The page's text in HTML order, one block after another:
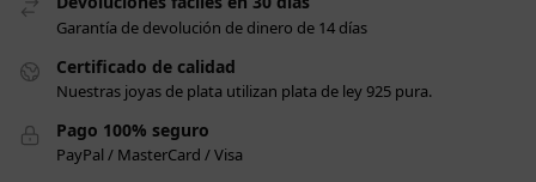
Garantía de devolución de dinero de 14 días
Certificado de calidad
Nuestras joyas de plata utilizan plata de ley 925 pura.
Pago 100% seguro
PayPal / MasterCard / Visa